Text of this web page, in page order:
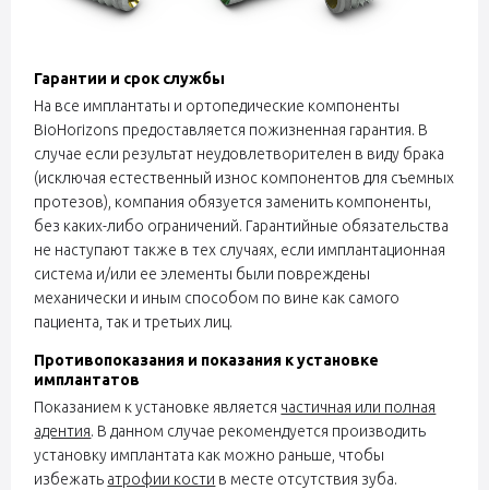
Гарантии и срок службы
На все имплантаты и ортопедические компоненты
BioHorizons предоставляется пожизненная гарантия. В
случае если результат неудовлетворителен в виду брака
(исключая естественный износ компонентов для съемных
протезов), компания обязуется заменить компоненты,
без каких-либо ограничений. Гарантийные обязательства
не наступают также в тех случаях, если имплантационная
система и/или ее элементы были повреждены
механически и иным способом по вине как самого
пациента, так и третьих лиц.
Противопоказания и показания к установке
имплантатов
Показанием к установке является частичная или полная
адентия. В данном случае рекомендуется производить
установку имплантата как можно раньше, чтобы
избежать атрофии кости в месте отсутствия зуба.